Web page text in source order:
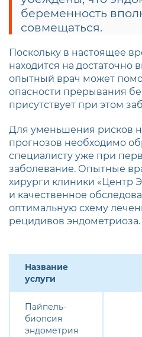
беременность
совмещаться.
Поскольку в настоящее
находится на достаточно
опытный врач может
опасности прерывания
присутствует при этом
Для уменьшения рисков
прогнозов необходимо
специалисту уже при
заболевание. Опытные
хирурги клиники «Центр
и качественное
оптимальную схему
рецидивов эндометриоза.
Название
услуги
Пайпель-
биопсия
эндометрия